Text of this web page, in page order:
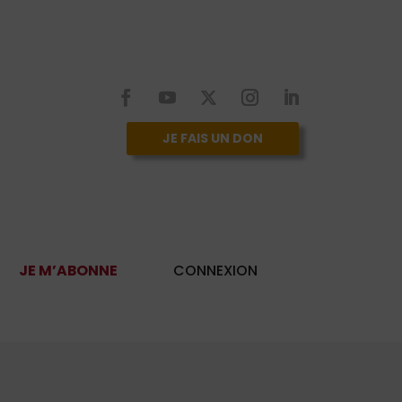
JE FAIS UN DON
JE M’ABONNE CONNEXION